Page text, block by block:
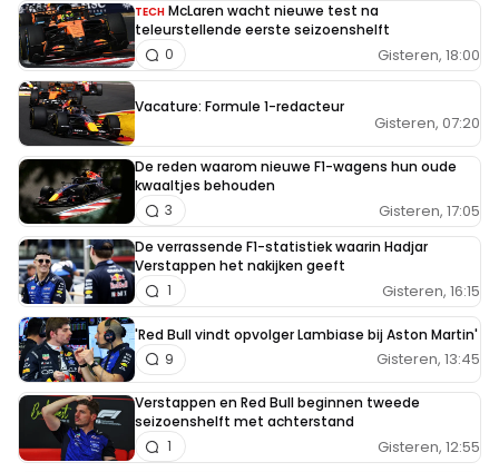
TECH McLaren wacht nieuwe test na
teleurstellende eerste seizoenshelft
Gisteren, 18:00
0
Vacature: Formule 1-redacteur
Gisteren, 07:20
De reden waarom nieuwe F1-wagens hun oude
kwaaltjes behouden
Gisteren, 17:05
3
De verrassende F1-statistiek waarin Hadjar
Verstappen het nakijken geeft
Gisteren, 16:15
1
'Red Bull vindt opvolger Lambiase bij Aston Martin'
Gisteren, 13:45
9
Verstappen en Red Bull beginnen tweede
seizoenshelft met achterstand
Gisteren, 12:55
1